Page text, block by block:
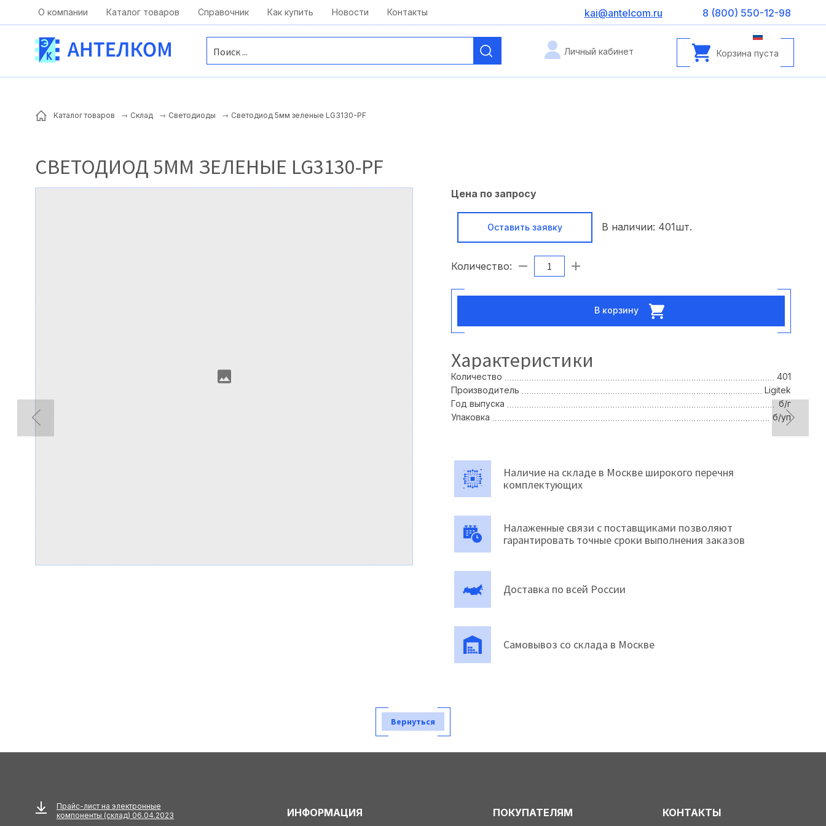
kai@antelcom.ru
Москва, ул. Московская, д.1 офис 1 c 08:00 до 20:00
О компании Каталог товаров Справочник Как купить Новости Контакты 8 (800) 550-12-98
kai@antelcom.ru
Корзина пуста
Личный кабинет
Каталог товаров Склад Светодиоды Светодиод 5мм зеленые LG3130-PF
СВЕТОДИОД 5ММ ЗЕЛЕНЫЕ LG3130-PF
Цена по запросу
Оставить заявку В наличии: 401шт.
Количество:
В корзину
Характеристики
Количество
401
Производитель
Ligitek
Год выпуска
б/г
Упаковка
б/уп
Наличие на складе в Москве широкого перечня
комплектующих
Налаженные связи с поставщиками позволяют
гарантировать точные сроки выполнения заказов
Доставка по всей России
Самовывоз со склада в Москве
Вернуться
Прайс-лист на электронные
компоненты (склад) 06.04.2023
ИНФОРМАЦИЯ ПОКУПАТЕЛЯМ КОНТАКТЫ